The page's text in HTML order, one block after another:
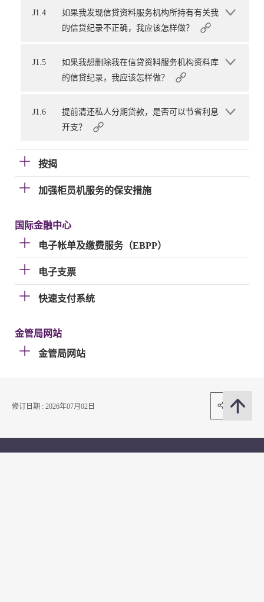
J1.4
如果我发现信贷资料服务机构所持有有关我
的信贷纪录不正确，我应该怎样做？
J1.5
如果我想删除我在信贷资料服务机构资料库
的信贷纪录，我应该怎样做？
J1.6
提前清还私人分期贷款，是否可以节省利息
开支？
按揭
加强柜员机服务的保安措施
国际金融中心
电子帐单及缴费服务（EBPP）
电子支票
快速支付系统
金管局网站
金管局网站
修订日期 : 2026年07月02日 分享